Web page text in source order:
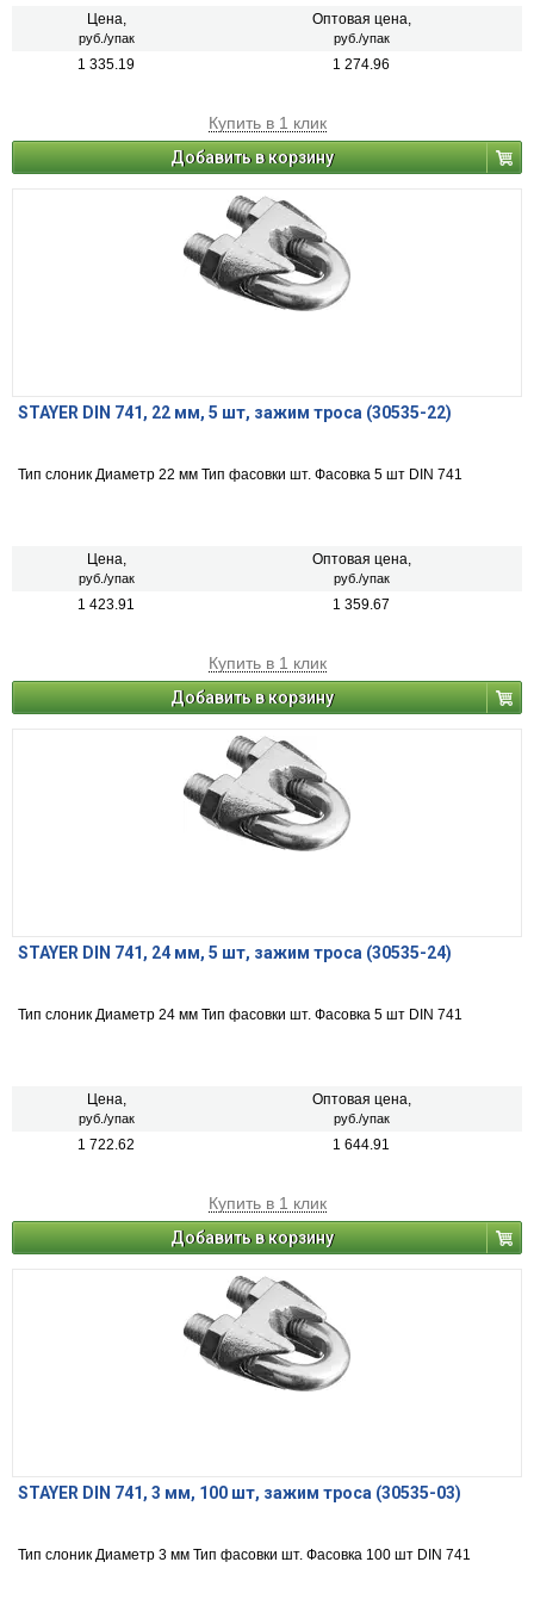
Цена,
руб./упак
Оптовая цена,
руб./упак
1 335.19 1 274.96
Купить в 1 клик
Добавить в корзину
STAYER DIN 741, 22 мм, 5 шт, зажим троса (30535-22)
Тип слоник Диаметр 22 мм Тип фасовки шт. Фасовка 5 шт DIN 741
Цена,
руб./упак
Оптовая цена,
руб./упак
1 423.91 1 359.67
Купить в 1 клик
Добавить в корзину
STAYER DIN 741, 24 мм, 5 шт, зажим троса (30535-24)
Тип слоник Диаметр 24 мм Тип фасовки шт. Фасовка 5 шт DIN 741
Цена,
руб./упак
Оптовая цена,
руб./упак
1 722.62 1 644.91
Купить в 1 клик
Добавить в корзину
STAYER DIN 741, 3 мм, 100 шт, зажим троса (30535-03)
Тип слоник Диаметр 3 мм Тип фасовки шт. Фасовка 100 шт DIN 741